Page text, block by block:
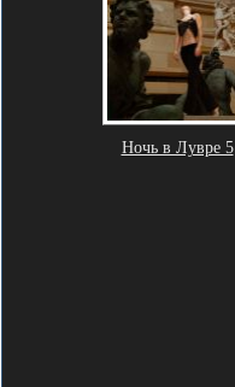
Ночь в Лувре 5